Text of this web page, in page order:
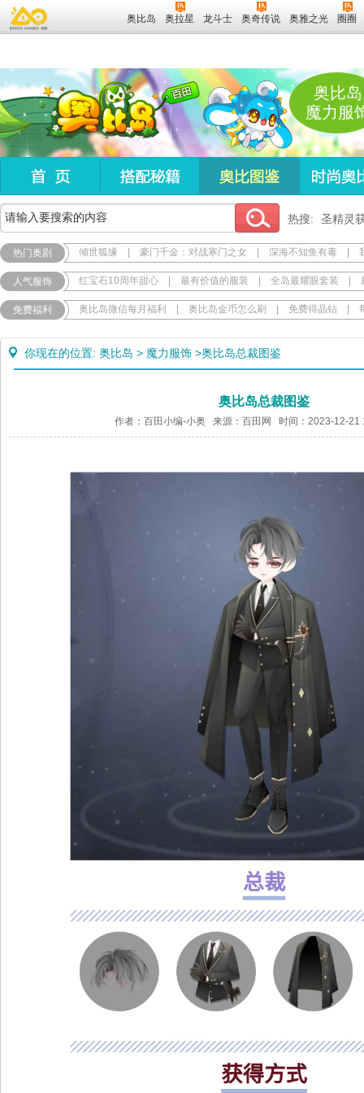
奥比岛 奥拉星 龙斗士 奥奇传说 奥雅之光 圈圈
奥比岛
魔力服
热搜: 圣精灵
热门奥剧 倾世狐缘 豪门千金：对战寒门之女 深海不知鱼有毒
人气服饰 红宝石10周年甜心 最有价值的服装 全岛最耀眼套装
免费福利 奥比岛微信每月福利 奥比岛金币怎么刷 免费得晶钻
你现在的位置: 奥比岛 > 魔力服饰 >奥比岛总裁图鉴
奥比岛总裁图鉴
作者：百田小编-小奥 来源：百田网 时间：2023-12-